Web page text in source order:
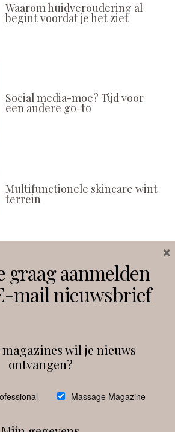
Waarom huidveroudering al
begint voordat je het ziet
Social media-moe? Tijd voor
een andere go-to
Multifunctionele skincare wint
terrein
Facebook
graag aanmelden
mail nieuwsbrief
magazines wil je nieuws
ontvangen?
Massage Magazine
×